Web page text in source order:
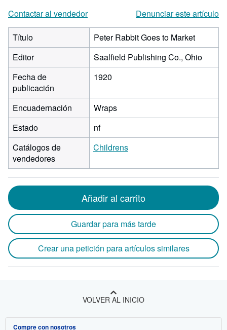
Contactar al vendedor
Denunciar este artículo
Título
Peter Rabbit Goes to Market
Editor
Saalfield Publishing Co., Ohio
Fecha de
publicación
1920
Encuadernación
Wraps
Estado
nf
Catálogos de
vendedores
Childrens
Añadir al carrito
Guardar para más tarde
Crear una petición para artículos similares
VOLVER AL INICIO
Compre con nosotros